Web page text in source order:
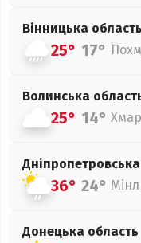
Вінницька область
25° 17°
Волинська
25° 14°
Дніпропетровська
36° 24°
Донецька область